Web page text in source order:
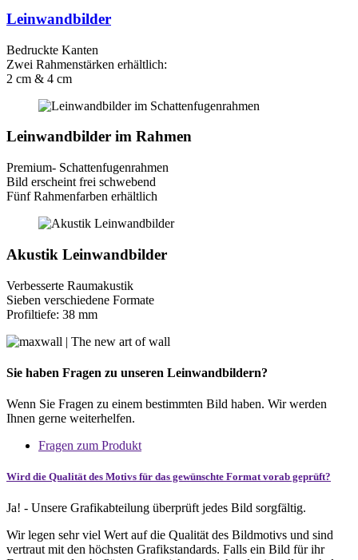
Leinwandbilder
Bedruckte Kanten
Zwei Rahmenstärken erhältlich:
2 cm & 4 cm
Leinwandbilder im Rahmen
Premium- Schattenfugenrahmen
Bild erscheint frei schwebend
Fünf Rahmenfarben erhältlich
Akustik Leinwandbilder
Verbesserte Raumakustik
Sieben verschiedene Formate
Profiltiefe: 38 mm
Sie haben Fragen zu unseren Leinwandbildern?
Wenn Sie Fragen zu einem bestimmten Bild haben. Wir werden
Ihnen gerne weiterhelfen.
Fragen zum Produkt
Wird die Qualität des Motivs für das gewünschte Format vorab geprüft?
Ja! - Unsere Grafikabteilung überprüft jedes Bild sorgfältig.
Wir legen sehr viel Wert auf die Qualität des Bildmotivs und sind
vertraut mit den höchsten Grafikstandards. Falls ein Bild für ihr